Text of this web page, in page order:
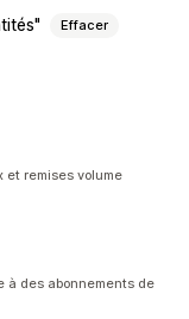
Effacer
et remises volume
à des abonnements de